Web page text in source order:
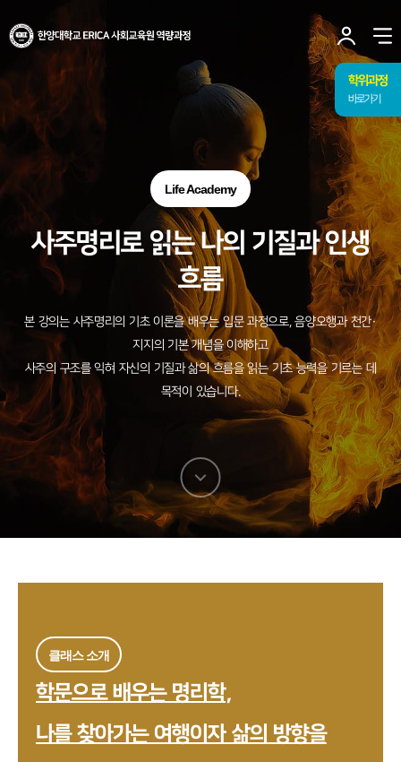
ERICA
사회교육원
역량과정
유저
토글
메뉴
사
학위과정
바로가기
Life Academy
사주명리로 읽는 나의 기질과 인생
흐름
본 강의는 사주명리의 기초 이론을 배우는 입문 과정으로, 음양오행과 천간·
지지의 기본 개념을 이해하고
사주의 구조를 익혀 자신의 기질과 삶의 흐름을 읽는 기초 능력을 기르는 데
목적이 있습니다.
다음
섹션으로
이동
클래스 소개
학문으로 배우는 명리학,
나를 찾아가는 여행이자 삶의 방향을